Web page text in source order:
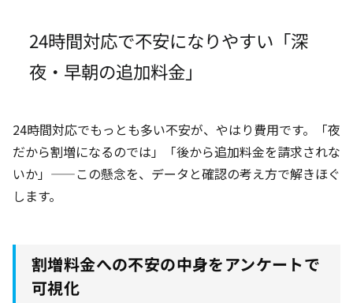
24時間対応で不安になりやすい「深
夜・早朝の追加料金」
24時間対応でもっとも多い不安が、やはり費用です。「夜
だから割増になるのでは」「後から追加料金を請求されな
いか」——この懸念を、データと確認の考え方で解きほぐ
します。
割増料金への不安の中身をアンケートで
可視化